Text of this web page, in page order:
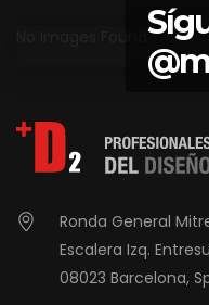
Ronda General
Escalera Izq.
08023 Barcelona,